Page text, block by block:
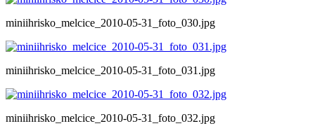
miniihrisko_melcice_2010-05-31_foto_030.jpg
miniihrisko_melcice_2010-05-31_foto_031.jpg
miniihrisko_melcice_2010-05-31_foto_032.jpg